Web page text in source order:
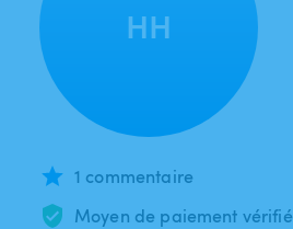
HH
1 commentaire
Moyen de paiement vérifié